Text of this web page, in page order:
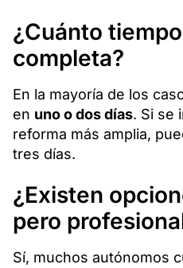
¿Cuánto
completa?
En la mayoría de los
en uno o dos días. Si se
reforma más amplia,
tres días.
¿Existen
pero
Sí, muchos autónomos